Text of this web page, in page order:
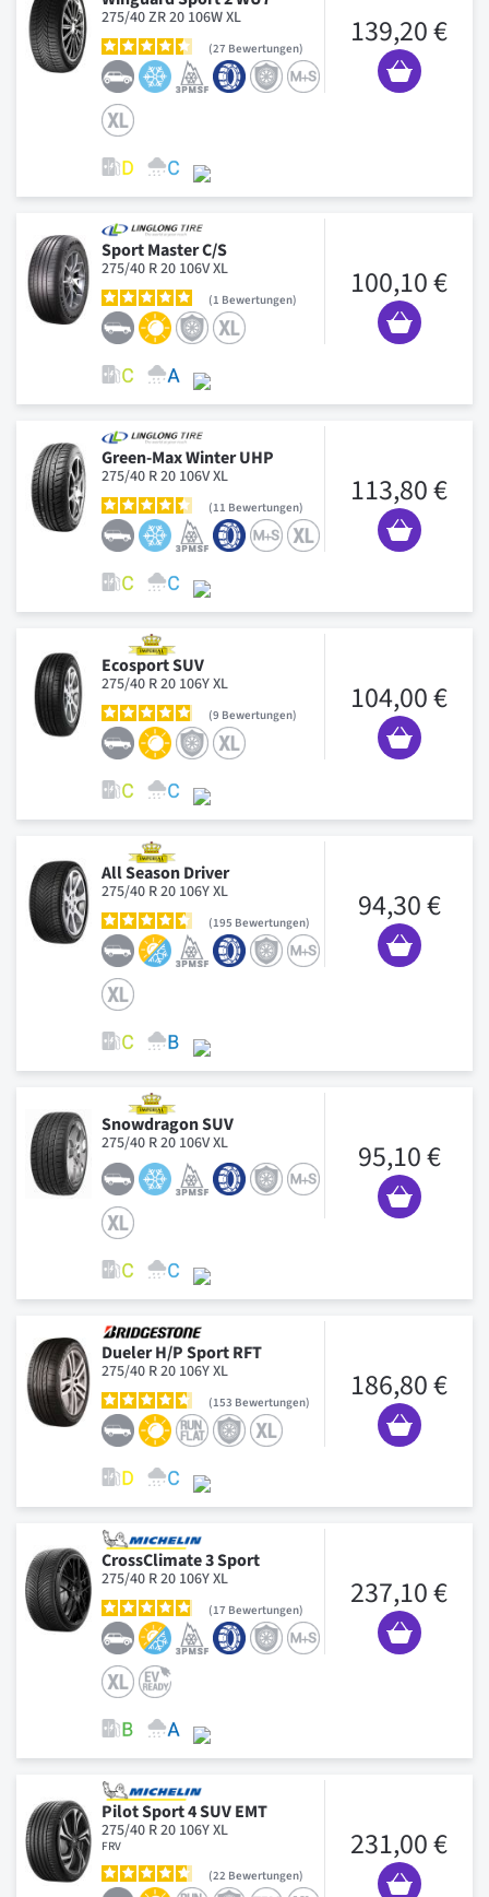
275/40 ZR 20 106W XL
27 Bewertungen 139,20 €
Sport Master C/S
275/40 R 20 106V XL
1 Bewertungen 100,10 €
Green-Max Winter UHP
275/40 R 20 106V XL
11 Bewertungen 113,80 €
Ecosport SUV
275/40 R 20 106Y XL
9 Bewertungen 104,00 €
All Season Driver
275/40 R 20 106Y XL
195 Bewertungen 94,30 €
Snowdragon SUV
275/40 R 20 106V XL 95,10 €
Dueler H/P Sport RFT
275/40 R 20 106Y XL
153 Bewertungen 186,80 €
CrossClimate 3 Sport
275/40 R 20 106Y XL
17 Bewertungen 237,10 €
Pilot Sport 4 SUV EMT
275/40 R 20 106Y XL
FRV
22 Bewertungen
231,00 €